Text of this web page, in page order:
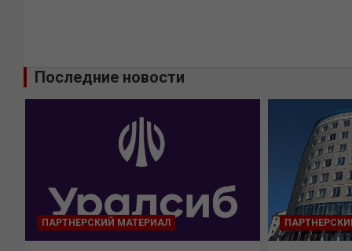
Последние новости
ПАРТНЕРСКИЙ МАТЕРИАЛ